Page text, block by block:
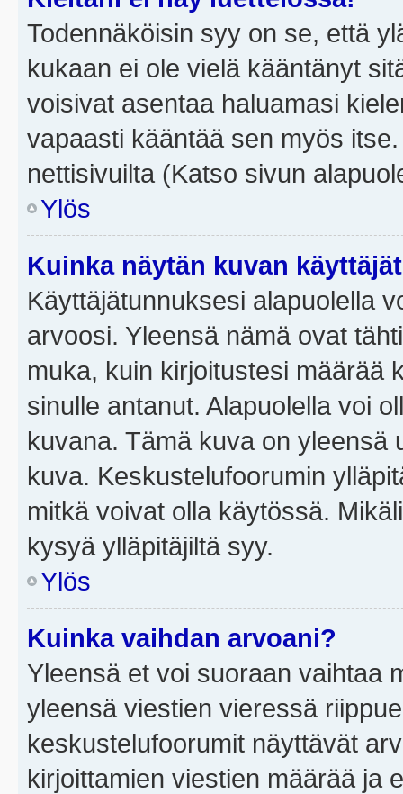
Todennäköisin syy on se, että
kukaan ei ole vielä kääntänyt
voisivat asentaa haluamasi
vapaasti kääntää sen myös
nettisivuilta (Katso sivun
Ylös
Kuinka näytän kuvan
Käyttäjätunnuksesi alapuolella
arvoosi. Yleensä nämä ovat
muka, kuin kirjoitustesi määrää
sinulle antanut. Alapuolella voi
kuvana. Tämä kuva on yleensä
kuva. Keskustelufoorumin
mitkä voivat olla käytössä.
kysyä ylläpitäjiltä syy.
Ylös
Kuinka vaihdan arvoani?
Yleensä et voi suoraan vaihtaa
yleensä viestien vieressä
keskustelufoorumit näyttävät
kirjoittamien viestien määrää ja